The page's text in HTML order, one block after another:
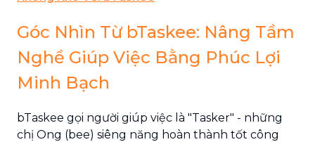
Góc Nhìn Từ bTaskee: Nâng Tầm
Nghề Giúp Việc Bằng Phúc Lợi
Minh Bạch
bTaskee gọi người giúp việc là "Tasker" - những
chị Ong (bee) siêng năng hoàn thành tốt công